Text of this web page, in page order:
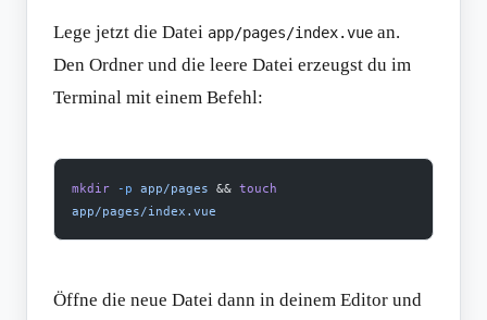
Lege jetzt die Datei app/pages/index.vue an.
Den Ordner und die leere Datei erzeugst du im
Terminal mit einem Befehl:
mkdir -p app/pages && touch
app/pages/index.vue
Öffne die neue Datei dann in deinem Editor und